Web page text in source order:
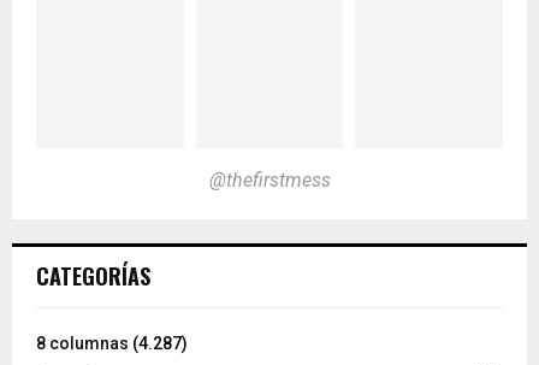
@thefirstmess
CATEGORÍAS
8 columnas (4.287)